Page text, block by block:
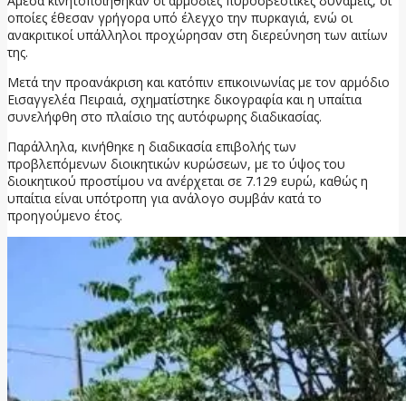
οποίες έθεσαν γρήγορα υπό έλεγχο την πυρκαγιά, ενώ οι
ανακριτικοί υπάλληλοι προχώρησαν στη διερεύνηση των αιτίων
της.
Μετά την προανάκριση και κατόπιν επικοινωνίας με τον αρμόδιο
Εισαγγελέα Πειραιά, σχηματίστηκε δικογραφία και η υπαίτια
συνελήφθη στο πλαίσιο της αυτόφωρης διαδικασίας.
Παράλληλα, κινήθηκε η διαδικασία επιβολής των
προβλεπόμενων διοικητικών κυρώσεων, με το ύψος του
διοικητικού προστίμου να ανέρχεται σε 7.129 ευρώ, καθώς η
υπαίτια είναι υπότροπη για ανάλογο συμβάν κατά το
προηγούμενο έτος.